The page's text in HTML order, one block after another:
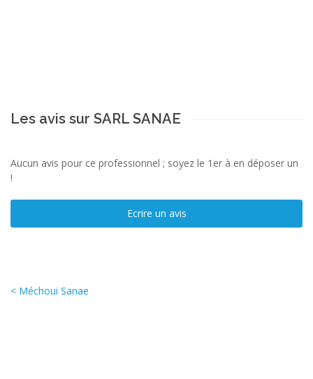
Les avis sur SARL SANAE
Aucun avis pour ce professionnel ; soyez le 1er à en déposer un
!
Ecrire un avis
< Méchoui Sanae